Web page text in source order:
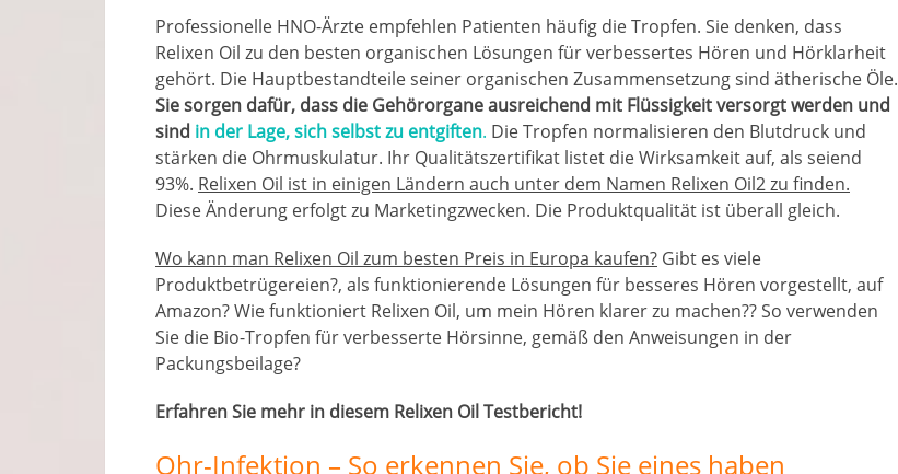
Professionelle HNO-Ärzte empfehlen Patienten häufig die Tropfen. Sie denken, dass
Relixen Oil zu den besten organischen Lösungen für verbessertes Hören und Hörklarheit
gehört. Die Hauptbestandteile seiner organischen Zusammensetzung sind ätherische Öle.
Sie sorgen dafür, dass die Gehörorgane ausreichend mit Flüssigkeit versorgt werden und
sind in der Lage, sich selbst zu entgiften. Die Tropfen normalisieren den Blutdruck und
stärken die Ohrmuskulatur. Ihr Qualitätszertifikat listet die Wirksamkeit auf, als seiend
93%. Relixen Oil ist in einigen Ländern auch unter dem Namen Relixen Oil2 zu finden.
Diese Änderung erfolgt zu Marketingzwecken. Die Produktqualität ist überall gleich.
Wo kann man Relixen Oil zum besten Preis in Europa kaufen? Gibt es viele
Produktbetrügereien?, als funktionierende Lösungen für besseres Hören vorgestellt, auf
Amazon? Wie funktioniert Relixen Oil, um mein Hören klarer zu machen?? So verwenden
Sie die Bio-Tropfen für verbesserte Hörsinne, gemäß den Anweisungen in der
Packungsbeilage?
Erfahren Sie mehr in diesem Relixen Oil Testbericht!
Ohr-Infektion – So erkennen Sie, ob Sie eines haben